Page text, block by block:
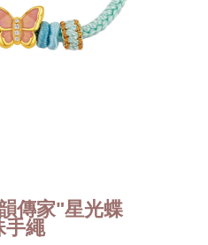
傳家"星光蝶
手繩